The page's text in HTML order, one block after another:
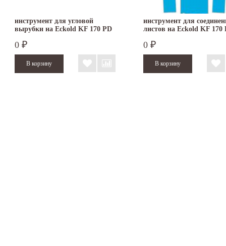
инструмент для угловой
вырубки на Eckold KF 170 PD
0 ₽
инструмент для
листов на Eckold KF 170
0 ₽